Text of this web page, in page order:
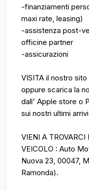
-finanziamenti
maxi rate, leasing)
-assistenza post-
officine partner
-assicurazioni
VISITA il nostro
oppure scarica la
dall' Apple store o
sui nostri ultimi
VIENI A TROVARCI
VEICOLO : Auto
Nuova 23, 00047,
Ramonda).